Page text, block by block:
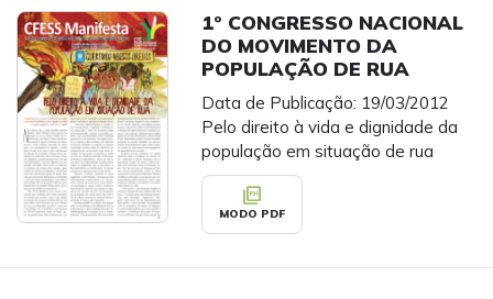
1º CONGRESSO NACIONAL
DO MOVIMENTO DA
POPULAÇÃO DE RUA
Data de Publicação: 19/03/2012
Pelo direito à vida e dignidade da
população em situação de rua
picture_as_pdf
MODO PDF